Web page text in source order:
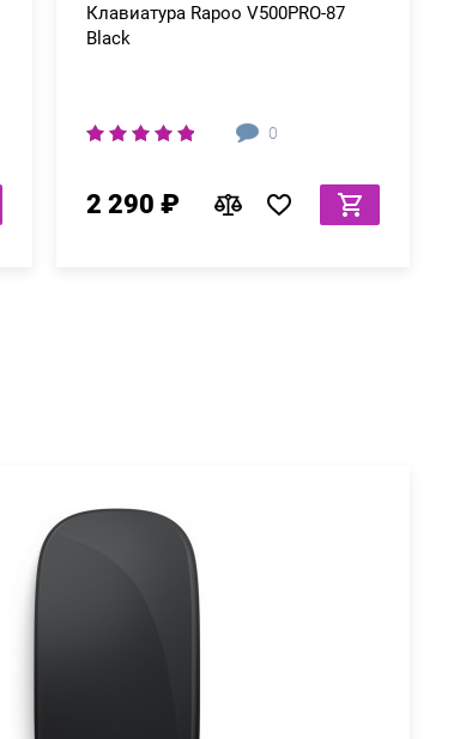
Клавиатура Rapoo V500PRO-87
Black
0
2 290 ₽